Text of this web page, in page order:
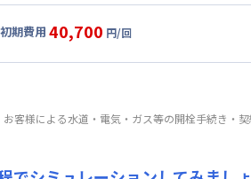
円/日) (税抜)
回 (税抜)
/日)
円/日) (税抜)
初期費用 40,700 円/回
円/日) (税抜)
様による水道・電気・ガス等の開栓手続き・契